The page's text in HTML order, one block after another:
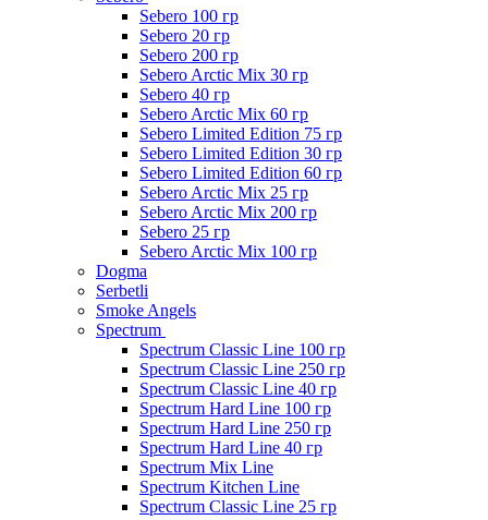
Sebero 100 гр
Sebero 20 гр
Sebero 200 гр
Sebero Arctic Mix 30 гр
Sebero 40 гр
Sebero Arctic Mix 60 гр
Sebero Limited Edition 75 гр
Sebero Limited Edition 30 гр
Sebero Limited Edition 60 гр
Sebero Arctic Mix 25 гр
Sebero Arctic Mix 200 гр
Sebero 25 гр
Sebero Arctic Mix 100 гр
Dogma
Serbetli
Smoke Angels
Spectrum
Spectrum Classic Line 100 гр
Spectrum Classic Line 250 гр
Spectrum Classic Line 40 гр
Spectrum Hard Line 100 гр
Spectrum Hard Line 250 гр
Spectrum Hard Line 40 гр
Spectrum Mix Line
Spectrum Kitchen Line
Spectrum Classic Line 25 гр